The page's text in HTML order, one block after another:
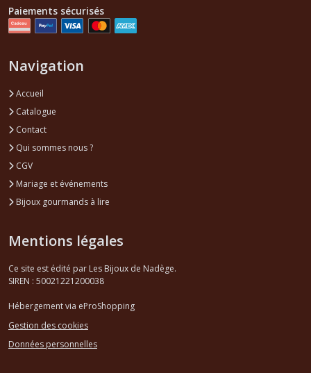
Paiements sécurisés
Navigation
Accueil
Catalogue
Contact
Qui sommes nous ?
CGV
Mariage et événements
Bijoux gourmands à lire
Mentions légales
Ce site est édité par Les Bijoux de Nadège.
SIREN : 50021221200038
Hébergement via eProShopping
Gestion des cookies
Données personnelles